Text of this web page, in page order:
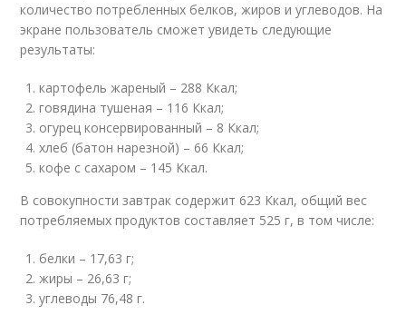
количество потребленных белков, жиров и углеводов. На
экране пользователь сможет увидеть следующие
результаты:
картофель жареный – 288 Ккал;
говядина тушеная – 116 Ккал;
огурец консервированный – 8 Ккал;
хлеб (батон нарезной) – 66 Ккал;
кофе с сахаром – 145 Ккал.
В совокупности завтрак содержит 623 Ккал, общий вес
потребляемых продуктов составляет 525 г, в том числе:
белки – 17,63 г;
жиры – 26,63 г;
углеводы 76,48 г.